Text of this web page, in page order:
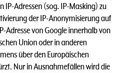
IP-Adressen (sog. IP-Masking) zu
der IP-Anonymisierung auf
Adresse von Google innerhalb von
Union oder in anderen
über den Europäischen
Nur in Ausnahmefällen wird die